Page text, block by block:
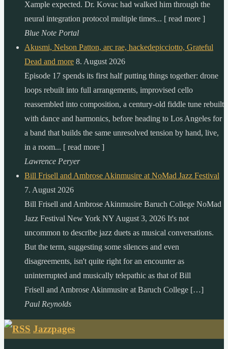
Xample expected. Dr. Kovac had walked him through the
neural integration protocol multiple times... [ read more ]
Blue Note Portal
Akusmi, Nelson Patton, arc rae, hackedepicciotto, Grateful
Dead and more 8. August 2026
Episode 17 spends its first half putting things together: drone
loops rebuilt into full arrangements, improvised cello
reassembled into composition, a century-old fiddle tune rebuilt
with dance and harmonics, before heading to Los Angeles for
a band that builds the same unresolved tension by hand, live,
in a room... [ read more ]
Lawrence Peryer
Bill Frisell and Ambrose Akinmusire at NoMad Jazz Festival
7. August 2026
Bill Frisell and Ambrose Akinmusire Baruch College NoMad
Jazz Festival New York NY August 3, 2026 It's not
uncommon to describe jazz duets as musical conversations.
But the term, suggesting some silences and even
disagreements, isn't quite right for an encounter as
uninterrupted and musically telepathic as that of Bill
Frisell and Ambrose Akinmusire at Baruch College […]
Paul Reynolds
Jazzpages